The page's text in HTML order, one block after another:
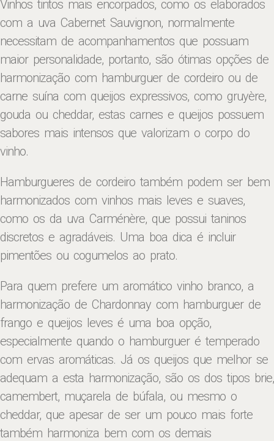
Vinhos tintos mais encorpados, como os elaborados
com a uva Cabernet Sauvignon, normalmente
necessitam de acompanhamentos que possuam
maior personalidade, portanto, são ótimas opções de
harmonização com hamburguer de cordeiro ou de
carne suína com queijos expressivos, como gruyère,
gouda ou cheddar, estas carnes e queijos possuem
sabores mais intensos que valorizam o corpo do
vinho.
Hamburgueres de cordeiro também podem ser bem
harmonizados com vinhos mais leves e suaves,
como os da uva Carménère, que possui taninos
discretos e agradáveis. Uma boa dica é incluir
pimentões ou cogumelos ao prato.
Para quem prefere um aromático vinho branco, a
harmonização de Chardonnay com hamburguer de
frango e queijos leves é uma boa opção,
especialmente quando o hamburguer é temperado
com ervas aromáticas. Já os queijos que melhor se
adequam a esta harmonização, são os dos tipos brie,
camembert, muçarela de búfala, ou mesmo o
cheddar, que apesar de ser um pouco mais forte
também harmoniza bem com os demais